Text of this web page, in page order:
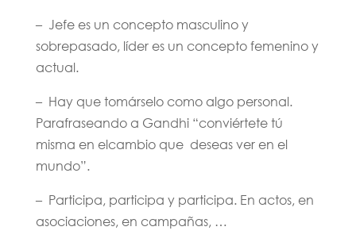
– Jefe es un concepto masculino y
sobrepasado, líder es un concepto femenino y
actual.
– Hay que tomárselo como algo personal.
Parafraseando a Gandhi “conviértete tú
misma en elcambio que deseas ver en el
mundo”.
– Participa, participa y participa. En actos, en
asociaciones, en campañas, …